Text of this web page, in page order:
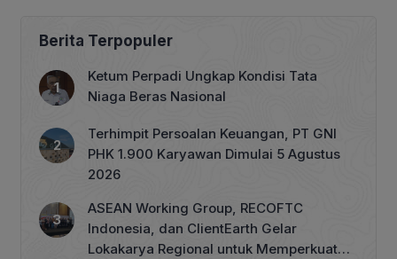
Berita Terpopuler
Ketum Perpadi Ungkap Kondisi Tata
Niaga Beras Nasional
Terhimpit Persoalan Keuangan, PT GNI
PHK 1.900 Karyawan Dimulai 5 Agustus
2026
ASEAN Working Group, RECOFTC
Indonesia, dan ClientEarth Gelar
Lokakarya Regional untuk Memperkuat